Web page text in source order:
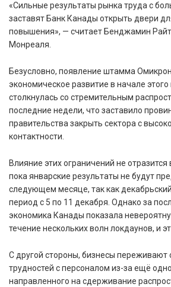
«Сильные результаты рынка труда с
заставят Банк Канады открыть двери
повышения», — считает Бенджамин
Монреаля.
Безусловно, появление штамма
экономическое развитие в начале
столкнулась со стремительным
последние недели, что заставило
правительства закрыть сектора с
контактности.
Влияние этих ограничений не
пока январские результаты не будут
следующем месяце, так как
период с 5 по 11 декабря. Однако за
экономика Канады показала
течение нескольких волн локдаунов, и
С другой стороны, бизнесы переживают
трудностей с персоналом из-за ещё
направленного на сдерживание